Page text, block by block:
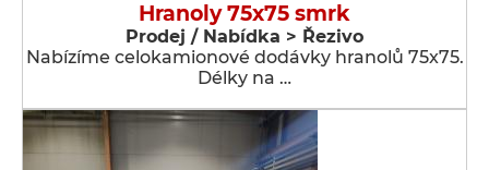
Hranoly 75x75 smrk
Prodej / Nabídka > Řezivo
Nabízíme celokamionové dodávky hranolů 75x75.
Délky na …